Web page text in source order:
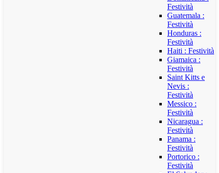
Festività
Guatemala :
Festività
Honduras :
Festività
Haiti : Festività
Giamaica :
Festività
Saint Kitts e
Nevis :
Festività
Messico :
Festività
Nicaragua :
Festività
Panama :
Festività
Portorico :
Festività